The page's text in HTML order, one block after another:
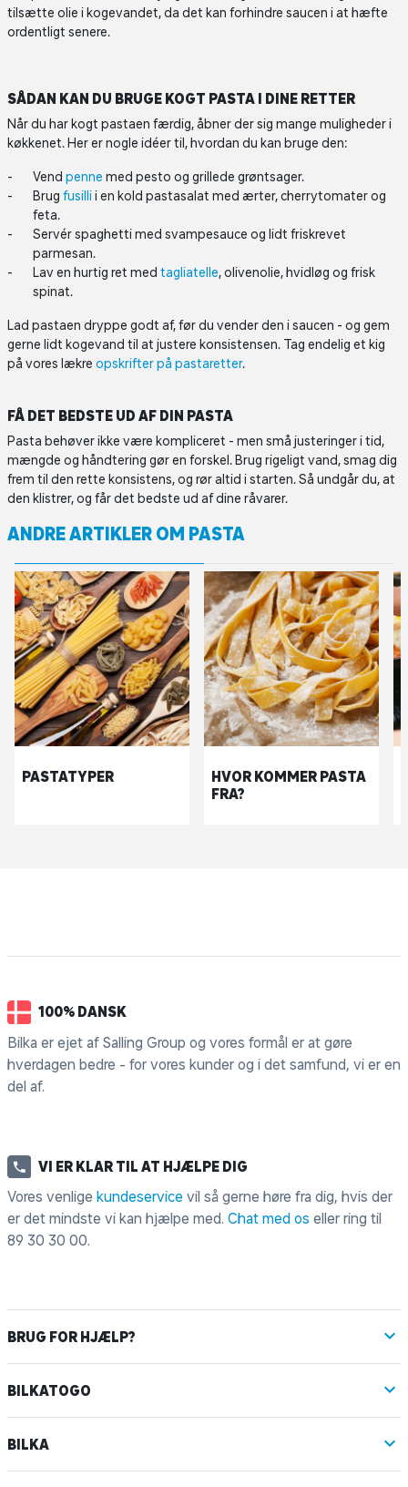
tilsætte olie i kogevandet, da det kan forhindre saucen i at hæfte
ordentligt senere.
SÅDAN KAN DU BRUGE KOGT PASTA I DINE RETTER
Når du har kogt pastaen færdig, åbner der sig mange muligheder i
køkkenet. Her er nogle idéer til, hvordan du kan bruge den:
Vend penne med pesto og grillede grøntsager.
Brug fusillii en kold pastasalat med ærter, cherrytomater og
feta.
Servér spaghetti med svampesauce og lidt friskrevet
parmesan.
Lav en hurtig ret med tagliatelle, olivenolie, hvidløg og frisk
spinat.
Lad pastaen dryppe godt af, før du vender den i saucen - og gem
gerne lidt kogevand til at justere konsistensen. Tag endelig et kig
på vores lækre opskrifter på pastaretter.
FÅ DET BEDSTE UD AF DIN PASTA
Pasta behøver ikke være kompliceret - men små justeringer i tid,
mængde og håndtering gør en forskel. Brug rigeligt vand, smag dig
frem til den rette konsistens, og rør altid i starten. Så undgår du, at
den klistrer, og får det bedste ud af dine råvarer.
ANDRE ARTIKLER OM PASTA
PASTATYPER
HVOR KOMMER PASTA
FRA?
100% DANSK
Bilka er ejet af Salling Group og vores formål er at gøre
hverdagen bedre - for vores kunder og i det samfund, vi er en
del af.
VI ER KLAR TIL AT HJÆLPE DIG
Vores venlige kundeservice vil så gerne høre fra dig, hvis der
er det mindste vi kan hjælpe med. Chat med os eller ring til
89 30 30 00.
BRUG FOR HJÆLP?
BILKATOGO
BILKA